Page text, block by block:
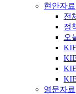
현안자료
전
정
오
영문자료